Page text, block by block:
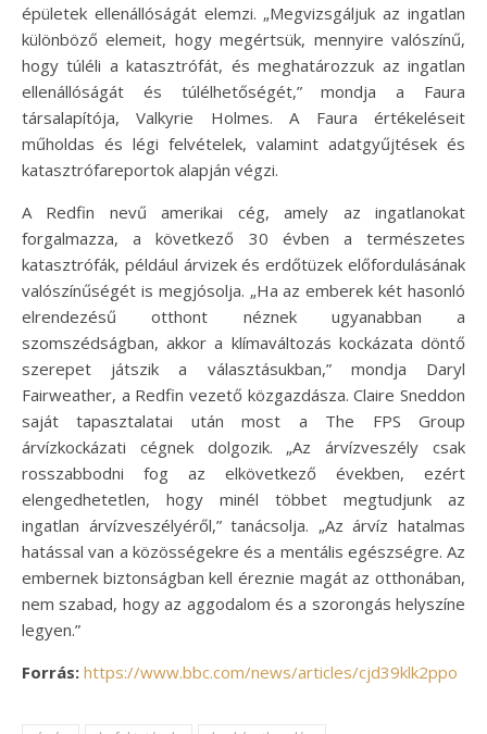
épületek ellenállóságát elemzi. „Megvizsgáljuk az ingatlan
különböző elemeit, hogy megértsük, mennyire valószínű,
hogy túléli a katasztrófát, és meghatározzuk az ingatlan
ellenállóságát és túlélhetőségét,” mondja a Faura
társalapítója, Valkyrie Holmes. A Faura értékeléseit
műholdas és légi felvételek, valamint adatgyűjtések és
katasztrófareportok alapján végzi.
A Redfin nevű amerikai cég, amely az ingatlanokat
forgalmazza, a következő 30 évben a természetes
katasztrófák, például árvizek és erdőtüzek előfordulásának
valószínűségét is megjósolja. „Ha az emberek két hasonló
elrendezésű otthont néznek ugyanabban a
szomszédságban, akkor a klímaváltozás kockázata döntő
szerepet játszik a választásukban,” mondja Daryl
Fairweather, a Redfin vezető közgazdásza. Claire Sneddon
saját tapasztalatai után most a The FPS Group
árvízkockázati cégnek dolgozik. „Az árvízveszély csak
rosszabbodni fog az elkövetkező években, ezért
elengedhetetlen, hogy minél többet megtudjunk az
ingatlan árvízveszélyéről,” tanácsolja. „Az árvíz hatalmas
hatással van a közösségekre és a mentális egészségre. Az
embernek biztonságban kell éreznie magát az otthonában,
nem szabad, hogy az aggodalom és a szorongás helyszíne
legyen.”
Forrás: https://www.bbc.com/news/articles/cjd39klk2ppo